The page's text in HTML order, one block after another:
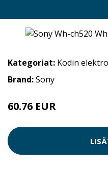
Kategoriat: Kodin
Brand:Sony
60.76 EUR